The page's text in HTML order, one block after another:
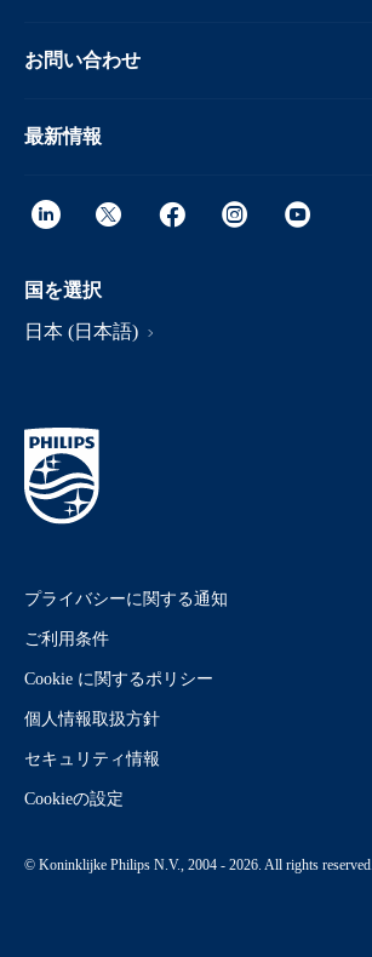
お問い合わせ
最新情報
国を選択
日本 (日本語)
プライバシーに関する通知
ご利用条件
Cookie に関するポリシー
個人情報取扱方針
セキュリティ情報
Cookieの設定
© Koninklijke Philips N.V., 2004 - 2026. All rights reserved.